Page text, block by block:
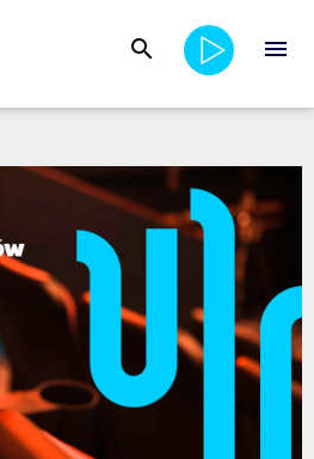
search menu